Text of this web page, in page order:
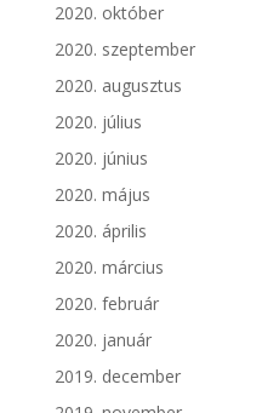
2020. október
2020. szeptember
2020. augusztus
2020. július
2020. június
2020. május
2020. április
2020. március
2020. február
2020. január
2019. december